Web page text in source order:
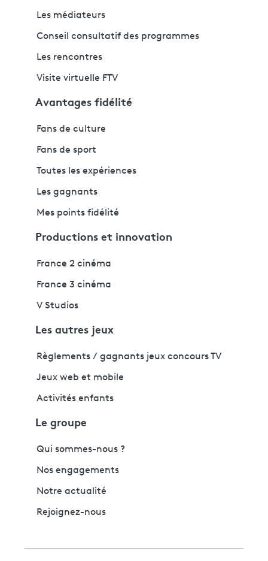
Les médiateurs
Conseil consultatif des programmes
Les rencontres
Visite virtuelle FTV
Avantages fidélité
Fans de culture
Fans de sport
Toutes les expériences
Les gagnants
Mes points fidélité
Productions et innovation
France 2 cinéma
France 3 cinéma
V Studios
Les autres jeux
Règlements / gagnants jeux concours TV
Jeux web et mobile
Activités enfants
Le groupe
Qui sommes-nous ?
Nos engagements
Notre actualité
Rejoignez-nous